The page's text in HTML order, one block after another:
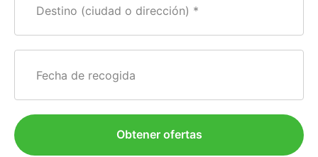
Destino (ciudad o dirección)
Fecha de recogida
Obtener ofertas